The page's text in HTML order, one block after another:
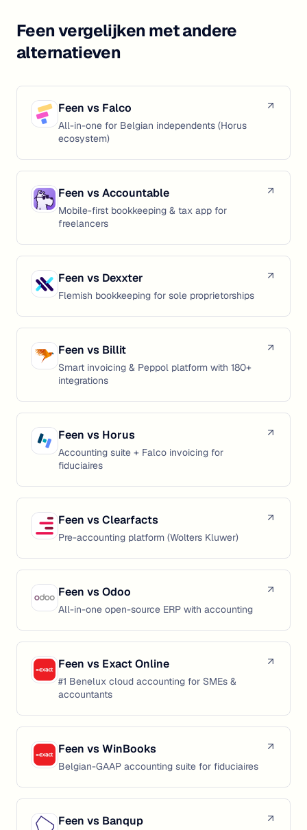
Feen vergelijken met andere
alternatieven
Feen vs Falco
All-in-one for Belgian independents (Horus
ecosystem)
Feen vsAccountable
Mobile-first bookkeeping & tax app for
freelancers
Feen vs Dexxter
Flemish bookkeeping for sole proprietorships
Feen vs Billit
Smart invoicing & Peppol platform with 180+
integrations
Feen vs Horus
Accounting suite + Falco invoicing for
fiduciaires
Feen vsClearfacts
Pre-accounting platform (Wolters Kluwer)
Feen vsOdoo
All-in-one open-source ERP with accounting
Feen vs Exact Online
#1 Benelux cloud accounting for SMEs &
accountants
Feen vsWinBooks
Belgian-GAAP accounting suite for fiduciaires
Feen vs Banqup